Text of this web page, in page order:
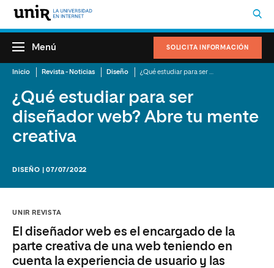
SOLICITA INFORMACIÓN
Menú
Inicio Revista - Noticias Diseño
¿Qué estudiar para ser
diseñador web? Abre tu mente
creativa
DISEÑO | 07/07/2022
UNIR REVISTA
El diseñador web es el encargado de la
parte creativa de una web teniendo en
cuenta la experiencia de usuario y las